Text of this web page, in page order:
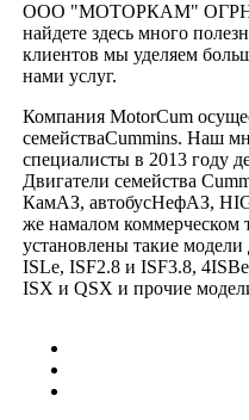
ООО "МОТОРКАМ" ОГРН
найдете здесь много
клиентов мы уделяем
нами услуг.
Компания MotorCum
семействаCummins. Наш
специалисты в 2013 году
Двигатели семейства
КамАЗ, автобусНефАЗ,
же намалом коммерческом
установлены такие
ISLe, ISF2.8 и ISF3.8,
ISX и QSX и прочие